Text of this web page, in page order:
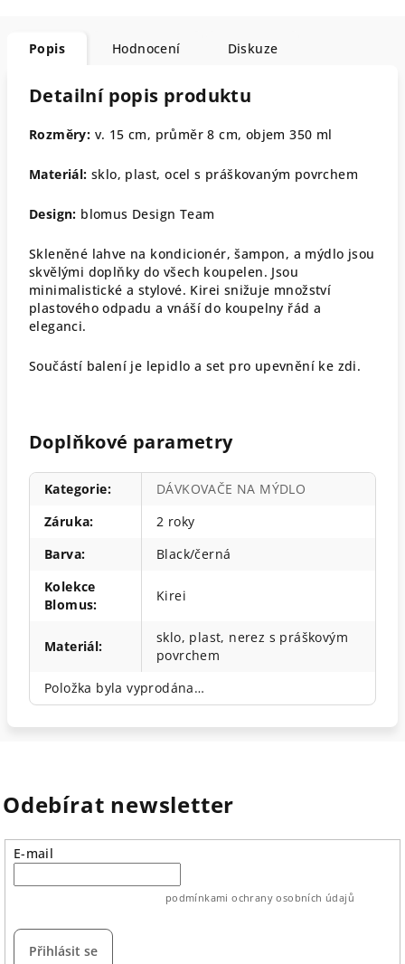
Popis Hodnocení Diskuze
Detailní popis produktu
Rozměry: v. 15 cm, průměr 8 cm, objem 350 ml
Materiál: sklo, plast, ocel s práškovaným povrchem
Design: blomus Design Team
Skleněné lahve na kondicionér, šampon, a mýdlo jsou
skvělými doplňky do všech koupelen. Jsou
minimalistické a stylové. Kirei snižuje množství
plastového odpadu a vnáší do koupelny řád a
eleganci.
Součástí balení je lepidlo a set pro upevnění ke zdi.
Doplňkové parametry
Kategorie:
DÁVKOVAČE NA MÝDLO
Záruka:
2 roky
Barva:
Black/černá
Kolekce
Blomus:
Kirei
Materiál:
sklo, plast, nerez s práškovým
povrchem
Položka byla vyprodána…
Odebírat newsletter
E-mail
podmínkami ochrany osobních údajů
Přihlásit se